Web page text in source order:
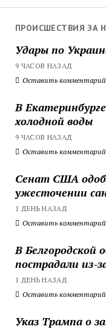
ПРОИСШЕСТВИЯ ЗА
Удары по
9 ЧАСОВ НАЗАД
Оставить комментарий
В
холодной воды
9 ЧАСОВ НАЗАД
Оставить комментарий
Сенат США
ужесточении
1 ДЕНЬ НАЗАД
Оставить комментарий
В Белгородской
пострадали из-
1 ДЕНЬ НАЗАД
Оставить комментарий
Указ Трампа о